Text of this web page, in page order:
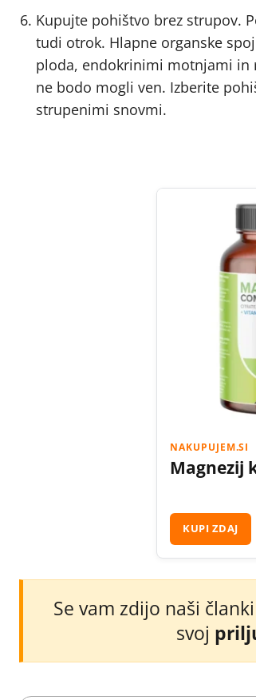
Kupujte pohištvo brez strupov.
tudi otrok. Hlapne organske
ploda, endokrinimi motnjami in
ne bodo mogli ven. Izberite
strupenimi snovmi.
NAKUPUJEM.SI
Magnezij
KUPI ZDAJ
Se vam zdijo naši
svoj